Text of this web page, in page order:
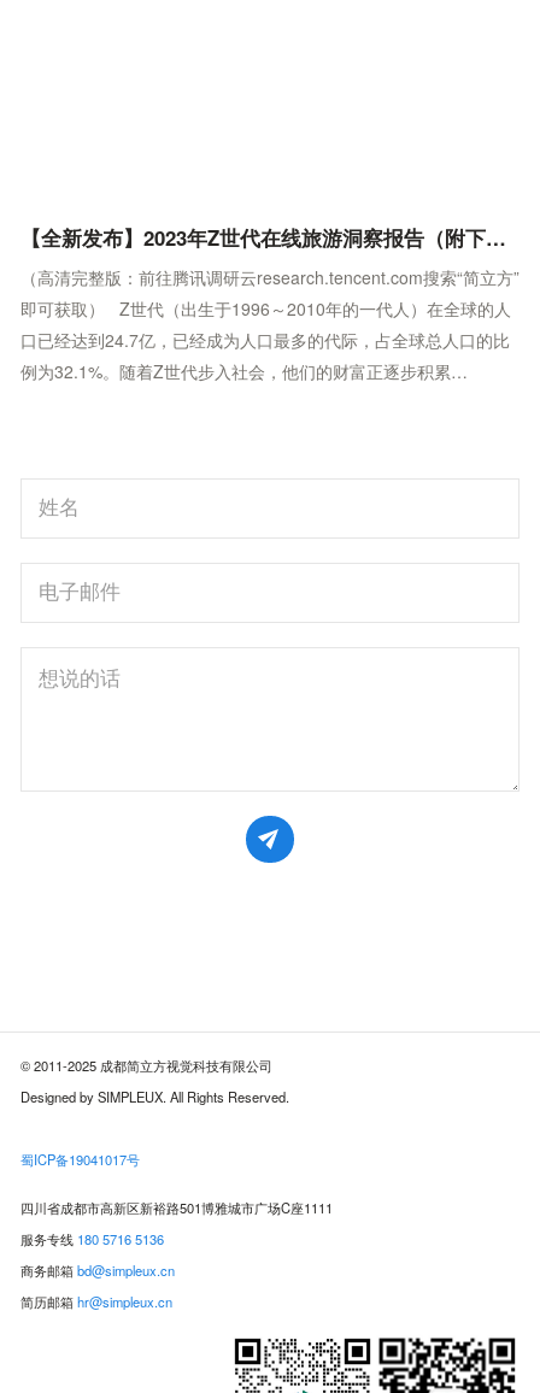
【全新发布】2023年Z世代在线旅游洞察报告（附下载）
（高清完整版：前往腾讯调研云research.tencent.com搜索“简立方”
即可获取） Z世代（出生于1996～2010年的一代人）在全球的人
口已经达到24.7亿，已经成为人口最多的代际，占全球总人口的比
例为32.1%。随着Z世代步入社会，他们的财富正逐步积累…
© 2011-2025 成都简立方视觉科技有限公司
Designed by SIMPLEUX. All Rights Reserved.
蜀ICP备19041017号
四川省成都市高新区新裕路501博雅城市广场C座1111
服务专线 180 5716 5136
商务邮箱bd@simpleux.cn
简历邮箱hr@simpleux.cn